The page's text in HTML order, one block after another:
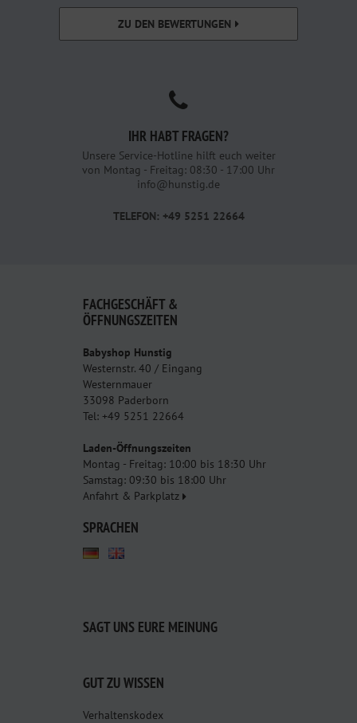
ZU DEN BEWERTUNGEN
IHR HABT FRAGEN?
Unsere Service-Hotline hilft euch weiter
von Montag - Freitag: 08:30 - 17:00 Uhr
info@hunstig.de
TELEFON: +49 5251 22664
FACHGESCHÄFT &
ÖFFNUNGSZEITEN
Babyshop Hunstig
Westernstr. 40 / Eingang
Westernmauer
33098 Paderborn
Tel: +49 5251 22664
Laden-Öffnungszeiten
Montag - Freitag: 10:00 bis 18:30 Uhr
Samstag: 09:30 bis 18:00 Uhr
Anfahrt & Parkplatz
SPRACHEN
SAGT UNS EURE MEINUNG
GUT ZU WISSEN
Verhaltenskodex